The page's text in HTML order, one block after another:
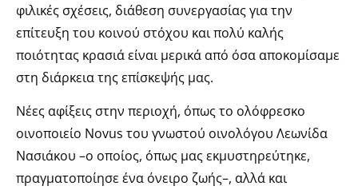
φιλικές σχέσεις, διάθεση συνεργασίας για την
επίτευξη του κοινού στόχου και πολύ καλής
ποιότητας κρασιά είναι μερικά από όσα αποκομίσαμε
στη διάρκεια της επίσκεψής μας.
Νέες αφίξεις στην περιοχή, όπως το ολόφρεσκο
οινοποιείο Νovus του γνωστού οινολόγου Λεωνίδα
Νασιάκου –ο οποίος, όπως μας εκμυστηρεύτηκε,
πραγματοποίησε ένα όνειρο ζωής–, αλλά και